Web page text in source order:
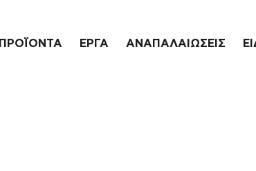
ΠΡΟΪΟΝΤΑ ΕΡΓΑ ΑΝΑΠΑΛΑΙΩΣΕΙΣ